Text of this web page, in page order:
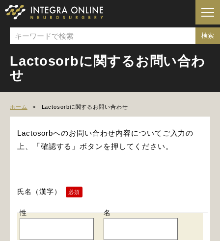
Lactosorbに関するお問い合わ
せ
ホーム Lactosorbに関するお問い合わせ
Lactosorbへのお問い合わせ内容についてご入力の
上、「確認する」ボタンを押してください。
氏名（漢字） 必須
性 名